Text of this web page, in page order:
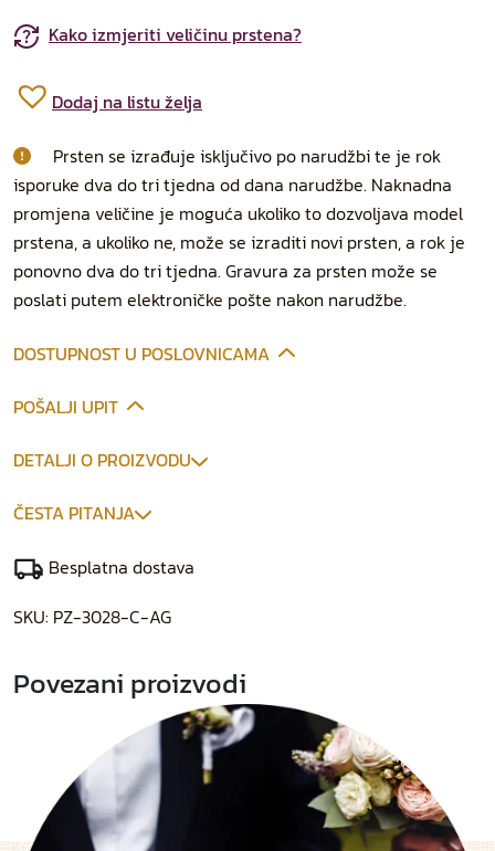
Kako izmjeriti veličinu prstena?
Dodaj na listu želja
Prsten se izrađuje isključivo po narudžbi te je rok
isporuke dva do tri tjedna od dana narudžbe. Naknadna
promjena veličine je moguća ukoliko to dozvoljava model
prstena, a ukoliko ne, može se izraditi novi prsten, a rok je
ponovno dva do tri tjedna. Gravura za prsten može se
poslati putem elektroničke pošte nakon narudžbe.
DOSTUPNOST U POSLOVNICAMA
POŠALJI UPIT
DETALJI O PROIZVODU
ČESTA PITANJA
Besplatna dostava
SKU: PZ-3028-C-AG
Povezani proizvodi